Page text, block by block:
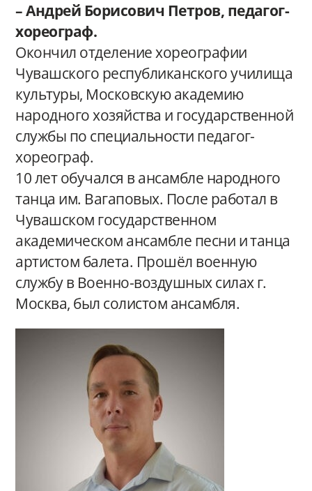
– Андрей Борисович Петров, педагог-
хореограф.
Окончил отделение хореографии
Чувашского республиканского училища
культуры, Московскую академию
народного хозяйства и государственной
службы по специальности педагог-
хореограф.
10 лет обучался в ансамбле народного
танца им. Вагаповых. После работал в
Чувашском государственном
академическом ансамбле песни и танца
артистом балета. Прошёл военную
службу в Военно-воздушных силах г.
Москва, был солистом ансамбля.